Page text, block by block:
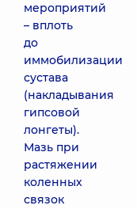
мероприятий
– вплоть
до
иммобилизации
сустава
(накладывания
гипсовой
лонгеты).
Мазь при
растяжении
коленных
связок